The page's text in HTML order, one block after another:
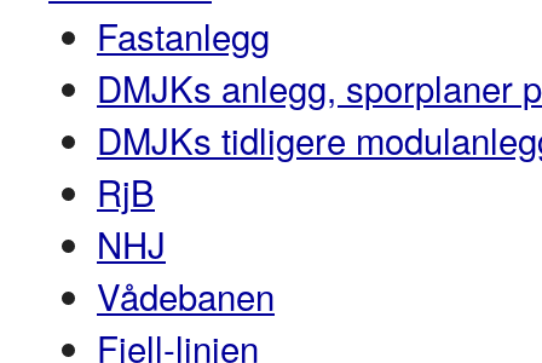
Fastanlegg
DMJKs anlegg, sporplaner
DMJKs tidligere
RjB
NHJ
Vådebanen
Fjell-linjen